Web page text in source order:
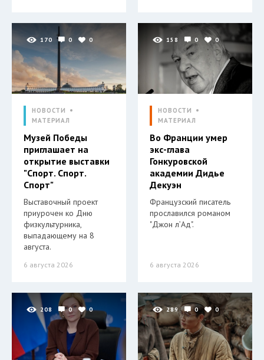
170 0 0
НОВОСТИ
МАТЕРИАЛ
Музей Победы
приглашает на
открытие выставки
"Спорт. Спорт.
Спорт"
Выставочный проект
приурочен ко Дню
физкультурника,
выпадающему на 8
августа.
6 августа 2026
158 0 0
НОВОСТИ
МАТЕРИАЛ
Во Франции умер
экс-глава
Гонкуровской
академии Дидье
Декуэн
Французский писатель
прославился романом
"Джон л’Ад".
6 августа 2026
208 0 0 289 0 0